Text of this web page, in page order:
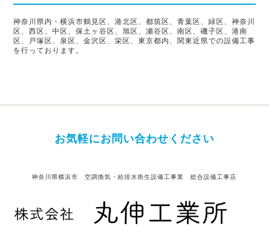
神奈川県内・横浜市鶴見区、港北区、都筑区、青葉区、緑区、神奈川
区、西区、中区、保土ヶ谷区、旭区、瀬谷区、南区、磯子区、港南
区、戸塚区、泉区、金沢区、栄区、東京都内、関東近県での設備工事
を行っております。
お気軽にお問い合わせください
神奈川県横浜市 空調換気・給排水衛生設備工事業 総合設備工事店